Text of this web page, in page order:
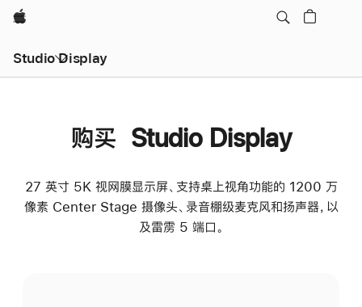
Apple
Studio Display
购买 Studio Display
27 英寸 5K 视网膜显示屏、支持桌上视角功能的 1200 万
像素 Center Stage 摄像头、录音棚级麦克风和扬声器，以
及雷雳 5 端口。